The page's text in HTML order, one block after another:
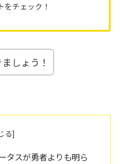
チェック！
しょう！
タスが勇者よりも明ら